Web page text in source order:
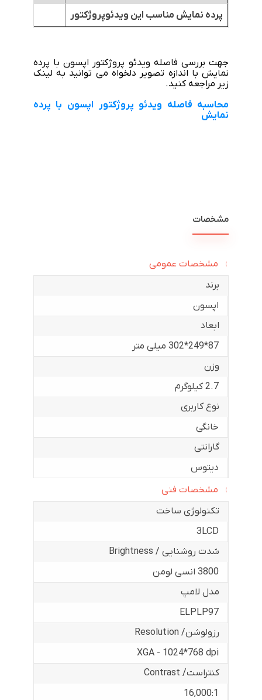
پرده نمایش مناسب این ویدئوپروژکتور
جهت بررسی فاصله ویدئو پروژکتور اپسون با پرده
نمایش با اندازه تصویر دلخواه می توانید به لینک
زیر مراجعه کنید.
محاسبه فاصله ویدئو پروژکتور اپسون با پرده
نمایش
مشخصات
مشخصات عمومی
برند
اپسون
ابعاد
87*249*302 میلی متر
وزن
2.7 کیلوگرم
نوع کاربری
خانگی
گارانتی
دیتوس
مشخصات فنی
تکنولوژی ساخت
3LCD
شدت روشنایی / Brightness
3800 انسی لومن
مدل لامپ
ELPLP97
رزولوشن/ Resolution
XGA - 1024*768 dpi
کنتراست/ Contrast
16,000:1